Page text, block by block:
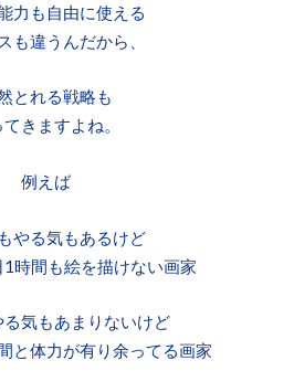
力も自由に使える
も違うんだから、
とれる戦略も
きますよね。
例えば
やる気もあるけど
時間も絵を描けない画家
気もあまりないけど
と体力が有り余ってる画家